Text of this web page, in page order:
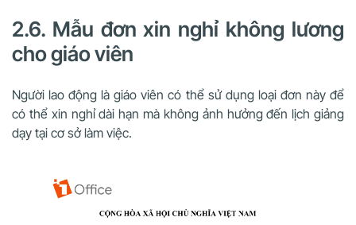
2.6. Mẫu đơn xin nghỉ không lương
cho giáo viên
Người lao động là giáo viên có thể sử dụng loại đơn này để
có thể xin nghỉ dài hạn mà không ảnh hưởng đến lịch giảng
dạy tại cơ sở làm việc.